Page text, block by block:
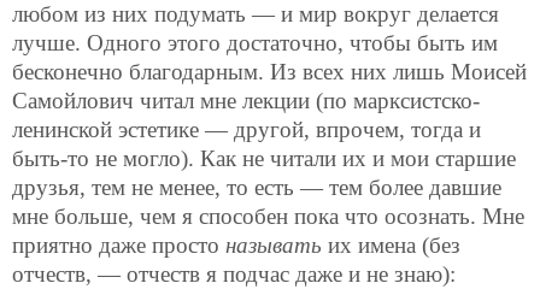
любом из них подумать — и мир вокруг делается
лучше. Одного этого достаточно, чтобы быть им
бесконечно благодарным. Из всех них лишь Моисей
Самойлович читал мне лекции (по марксистско-
ленинской эстетике — другой, впрочем, тогда и
быть-то не могло). Как не читали их и мои старшие
друзья, тем не менее, то есть — тем более давшие
мне больше, чем я способен пока что осознать. Мне
приятно даже просто называть их имена (без
отчеств, — отчеств я подчас даже и не знаю):